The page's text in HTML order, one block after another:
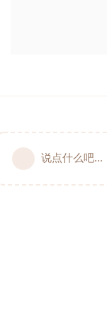
说点什么吧...